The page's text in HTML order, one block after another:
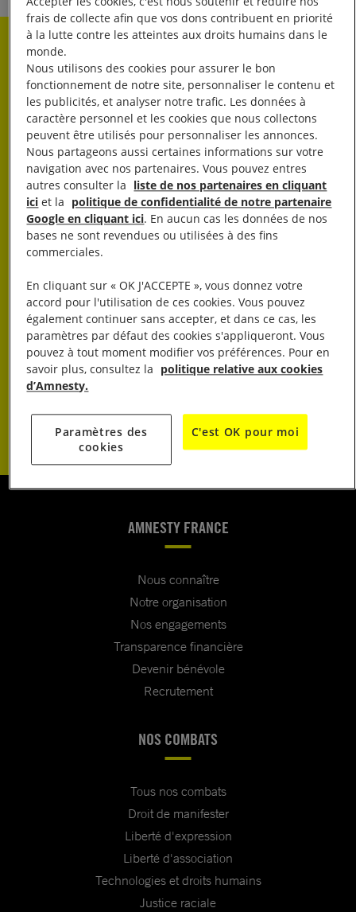
Rester informé·e
Abonnez-vous à notre newsletter hebdo.
OK
J’AGIS
JE DONNE
JE M’ENGAGE
AMNESTY FRANCE
Nous connaître
Notre organisation
Nos engagements
Transparence financière
Devenir bénévole
Recrutement
NOS COMBATS
Tous nos combats
Droit de manifester
Liberté d'expression
Liberté d'association
Technologies et droits humains
Justice raciale
frais de collecte afin que vos dons contribuent en priorité
à la lutte contre les atteintes aux droits humains dans le
monde.
Nous utilisons des cookies pour assurer le bon
fonctionnement de notre site, personnaliser le contenu et
les publicités, et analyser notre trafic. Les données à
caractère personnel et les cookies que nous collectons
peuvent être utilisés pour personnaliser les annonces.
Nous partageons aussi certaines informations sur votre
navigation avec nos partenaires. Vous pouvez entres
autres consulter la liste de nos partenaires en cliquant
ici et la politique de confidentialité de notre partenaire
Google en cliquant ici. En aucun cas les données de nos
bases ne sont revendues ou utilisées à des fins
commerciales.
En cliquant sur « OK J'ACCEPTE », vous donnez votre
accord pour l'utilisation de ces cookies. Vous pouvez
également continuer sans accepter, et dans ce cas, les
paramètres par défaut des cookies s'appliqueront. Vous
pouvez à tout moment modifier vos préférences. Pour en
savoir plus, consultez la politique relative aux cookies
d’Amnesty.
Paramètres des
cookies
C'est OK pour moi